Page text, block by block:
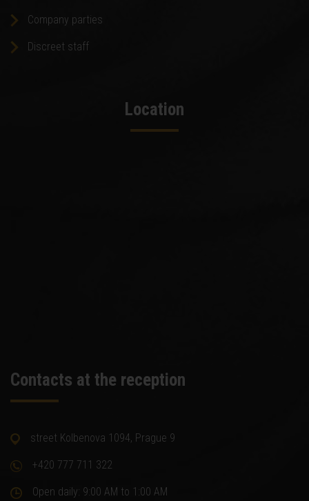
Company parties
Discreet staff
Location
Contacts at the reception
street Kolbenova 1094, Prague 9
+420 777 711 322
Open daily: 9:00 AM to 1:00 AM